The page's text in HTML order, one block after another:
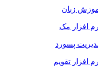
زبان
مک
پسورد
تقویم